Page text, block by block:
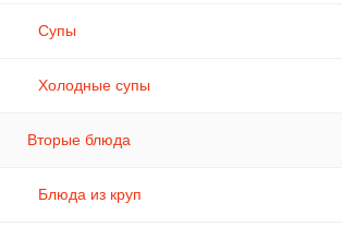
Супы
Холодные супы
Вторые блюда
Блюда из круп